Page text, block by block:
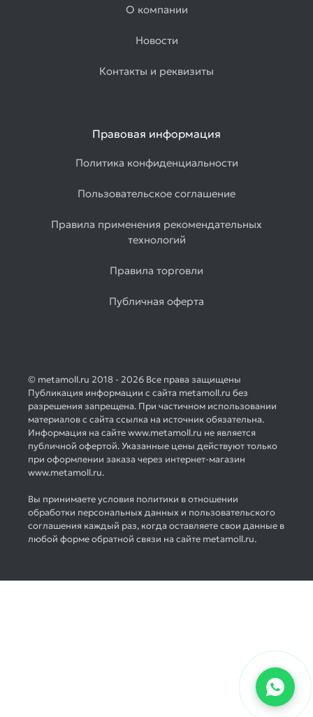
О компании
Новости
Контакты и реквизиты
Правовая информация
Политика конфиденциальности
Пользовательское соглашение
Правила применения рекомендательных
технологий
Правила торговли
Публичная оферта
© metamoll.ru 2018 - 2026 Все права защищены
Публикация информации с сайта metamoll.ru без
разрешения запрещена. При частичном использовании
материалов с сайта ссылка на источник обязательна.
Информация на сайте www.metamoll.ru не является
публичной офертой. Указанные цены действуют только
при оформлении заказа через интернет-магазин
www.metamoll.ru.
Вы принимаете условия политики в отношении
обработки персональных данных и пользовательского
соглашения каждый раз, когда оставляете свои данные в
любой форме обратной связи на сайте metamoll.ru.